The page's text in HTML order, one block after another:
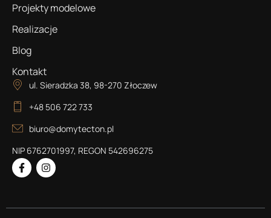
Projekty modelowe
Realizacje
Blog
Kontakt
ul. Sieradzka 38, 98-270 Złoczew
+48 506 722 733
biuro@domytecton.pl
NIP 6762701997, REGON 542696275